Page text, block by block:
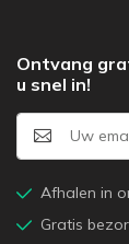
Ontvang
u snel in!
Afhalen in
Gratis